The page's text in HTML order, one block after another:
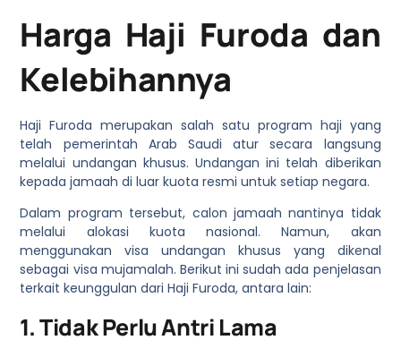
Harga Haji Furoda dan
Kelebihannya
Haji Furoda merupakan salah satu program haji yang
telah pemerintah Arab Saudi atur secara langsung
melalui undangan khusus. Undangan ini telah diberikan
kepada jamaah di luar kuota resmi untuk setiap negara.
Dalam program tersebut, calon jamaah nantinya tidak
melalui alokasi kuota nasional. Namun, akan
menggunakan visa undangan khusus yang dikenal
sebagai visa mujamalah. Berikut ini sudah ada penjelasan
terkait keunggulan dari Haji Furoda, antara lain:
1. Tidak Perlu Antri Lama